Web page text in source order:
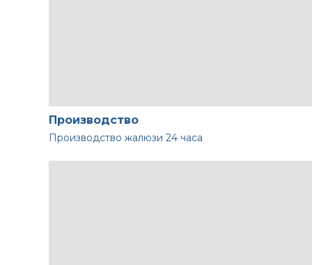
Производство
Производство жалюзи 24 часа